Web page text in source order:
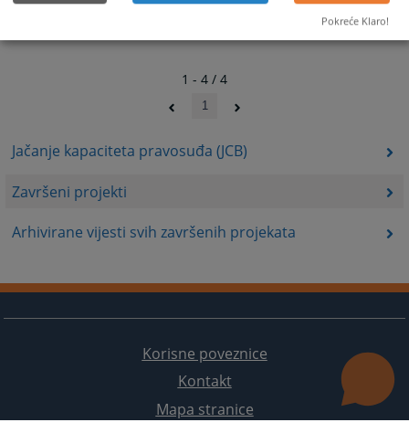
Jačanje kapaciteta pravosuđa (JCB)
Završeni projekti
Arhivirane vijesti svih završenih projekata
1 - 4 / 4
1
Korisne poveznice
Kontakt
Mapa stranice
Pokreće Klaro!